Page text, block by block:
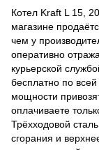
Котел Kraft L 15,
магазине
чем у
оперативно
курьерской
бесплатно по
мощности
оплачиваете
Трёхходовой
сгорания и